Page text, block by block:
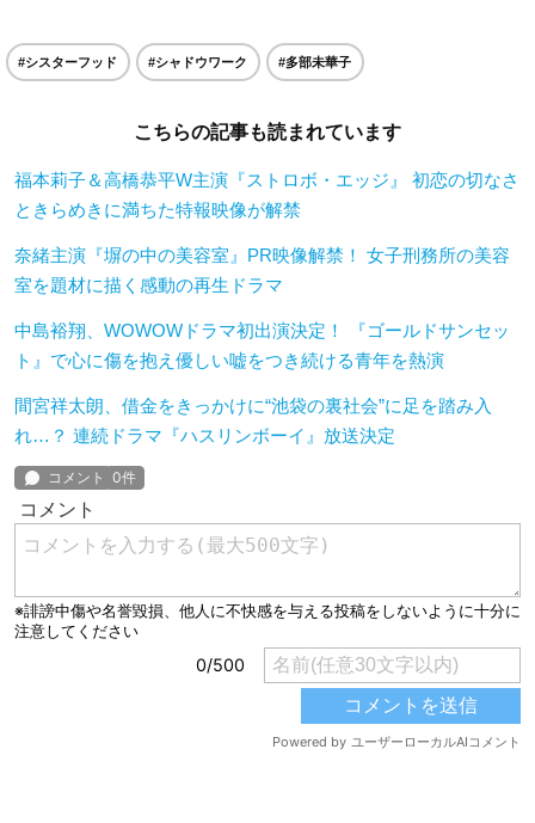
#シスターフッド #シャドウワーク #多部未華子
こちらの記事も読まれています
福本莉子＆高橋恭平W主演『ストロボ・エッジ』 初恋の切なさ
ときらめきに満ちた特報映像が解禁
奈緒主演『塀の中の美容室』PR映像解禁！ 女子刑務所の美容
室を題材に描く感動の再生ドラマ
中島裕翔、WOWOWドラマ初出演決定！ 『ゴールドサンセッ
ト』で心に傷を抱え優しい嘘をつき続ける青年を熱演
間宮祥太朗、借金をきっかけに“池袋の裏社会”に足を踏み入
れ…？ 連続ドラマ『ハスリンボーイ』放送決定